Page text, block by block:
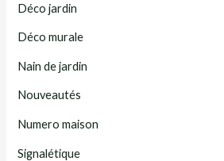
Déco jardin
Déco murale
Nain de jardin
Nouveautés
Numero maison
Signalétique